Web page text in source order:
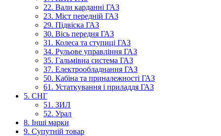
22. Вали карданні ГАЗ
23. Міст передній ГАЗ
29. Підвіска ГАЗ
30. Вісь передня ГАЗ
31. Колеса та ступиці ГАЗ
34. Рульове управління ГАЗ
35. Гальмівна система ГАЗ
37. Електрообладнання ГАЗ
50. Кабіна та приналежності ГАЗ
61. Устаткування і приладдя ГАЗ
5. СНГ
51. ЗИЛ
52. Урал
8. Інші марки
9. Супутній товар